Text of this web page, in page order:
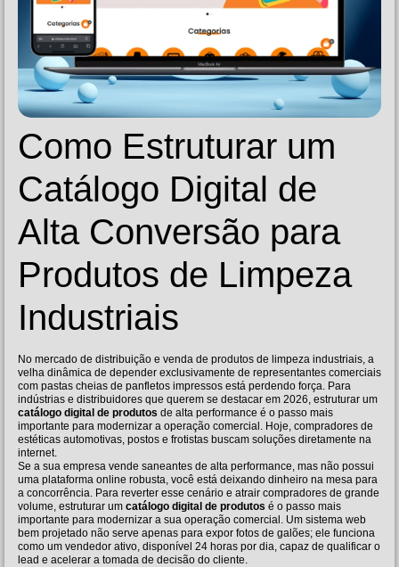
Como Estruturar um
Catálogo Digital de
Alta Conversão para
Produtos de Limpeza
Industriais
No mercado de distribuição e venda de produtos de limpeza industriais, a
velha dinâmica de depender exclusivamente de representantes comerciais
com pastas cheias de panfletos impressos está perdendo força. Para
indústrias e distribuidores que querem se destacar em 2026, estruturar um
catálogo digital de produtos de alta performance é o passo mais
importante para modernizar a operação comercial. Hoje, compradores de
estéticas automotivas, postos e frotistas buscam soluções diretamente na
internet.
Se a sua empresa vende saneantes de alta performance, mas não possui
uma plataforma online robusta, você está deixando dinheiro na mesa para
a concorrência. Para reverter esse cenário e atrair compradores de grande
volume, estruturar um catálogo digital de produtos é o passo mais
importante para modernizar a sua operação comercial. Um sistema web
bem projetado não serve apenas para expor fotos de galões; ele funciona
como um vendedor ativo, disponível 24 horas por dia, capaz de qualificar o
lead e acelerar a tomada de decisão do cliente.